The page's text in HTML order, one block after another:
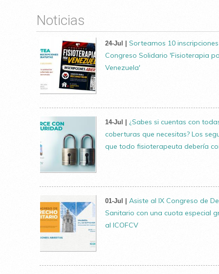
Noticias
24-Jul | Sorteamos 10
Congreso Solidario 'Fisioterapia
Venezuela'
14-Jul | ¿Sabes si cuentas con
coberturas que necesitas? Los
que todo fisioterapeuta debería
01-Jul | Asiste al IX Congreso de
Sanitario con una cuota especial
al ICOFCV